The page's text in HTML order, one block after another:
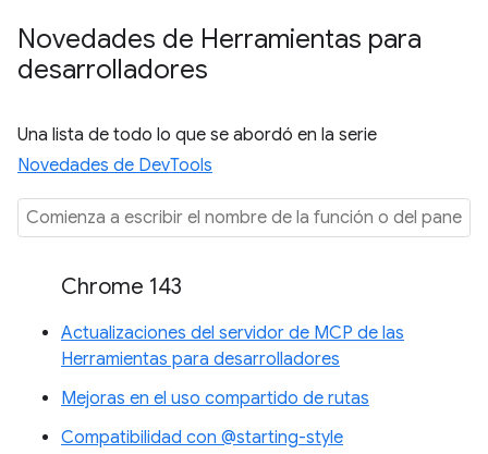
Novedades de Herramientas para
desarrolladores
Una lista de todo lo que se abordó en la serie
Novedades de DevTools
Chrome 143
Actualizaciones del servidor de MCP de las
Herramientas para desarrolladores
Mejoras en el uso compartido de rutas
Compatibilidad con @starting-style